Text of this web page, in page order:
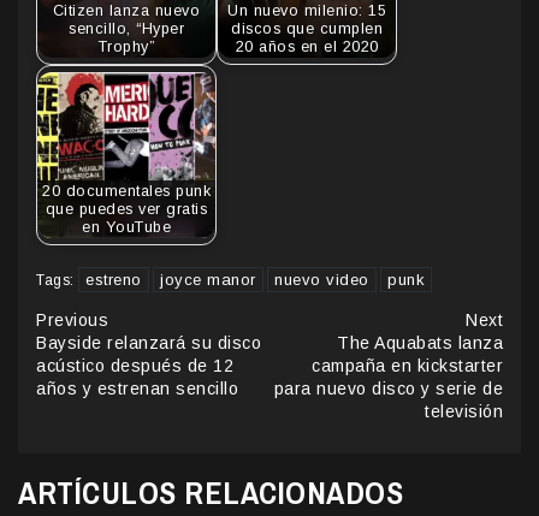
Citizen lanza nuevo
sencillo, “Hyper
Trophy”
Un nuevo milenio: 15
discos que cumplen
20 años en el 2020
20 documentales punk
que puedes ver gratis
en YouTube
Tags: estreno joyce manor nuevo video punk
Continue
Reading
Previous
Bayside relanzará su disco
acústico después de 12
años y estrenan sencillo
Next
The Aquabats lanza
campaña en kickstarter
para nuevo disco y serie de
televisión
ARTÍCULOS RELACIONADOS